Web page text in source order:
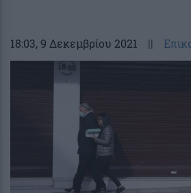
18:03, 9 Δεκεμβρίου 2021 ||